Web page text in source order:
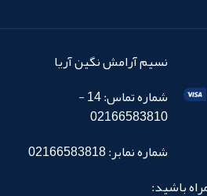
نسیم آرامش نگین آریا
شماره تماس: 14 -
02166583810
شماره نمابر: 02166583818
باشید: